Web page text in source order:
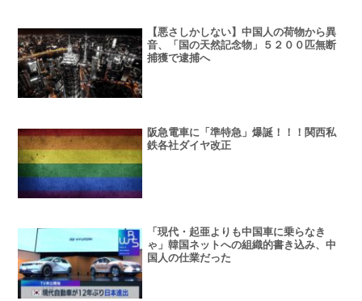
【悪さしかしない】中国人の荷物から異
音、「国の天然記念物」５２００匹無断
捕獲で逮捕へ
阪急電車に「準特急」爆誕！！！関西私
鉄各社ダイヤ改正
「現代・起亜よりも中国車に乗らなき
ゃ」韓国ネットへの組織的書き込み、中
国人の仕業だった